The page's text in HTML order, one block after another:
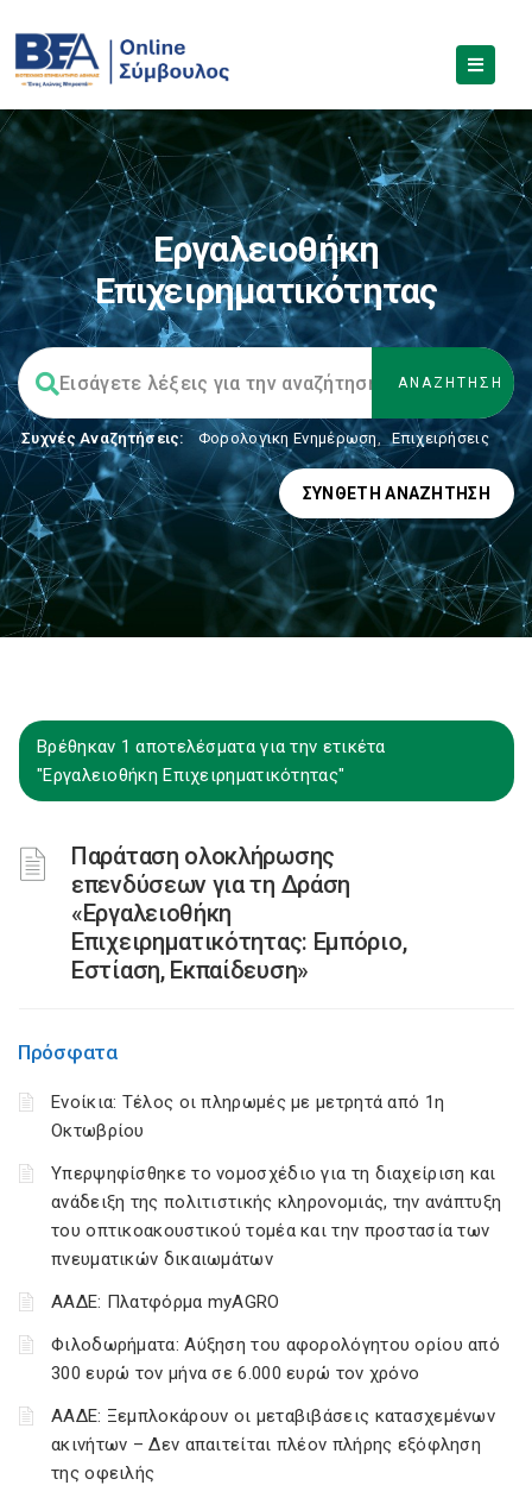
Εργαλειοθήκη
Επιχειρηματικότητας
Συχνές Αναζητήσεις: Φορολογικη Ενημέρωση, Επιχειρήσεις
ΣΎΝΘΕΤΗ ΑΝΑΖΉΤΗΣΗ
Βρέθηκαν 1 αποτελέσματα για την ετικέτα
"Εργαλειοθήκη Επιχειρηματικότητας"
Παράταση ολοκλήρωσης
επενδύσεων για τη Δράση
«Εργαλειοθήκη
Επιχειρηματικότητας: Εμπόριο,
Εστίαση, Εκπαίδευση»
Πρόσφατα
Ενοίκια: Τέλος οι πληρωμές με μετρητά από 1η
Οκτωβρίου
Υπερψηφίσθηκε το νομοσχέδιο για τη διαχείριση και
ανάδειξη της πολιτιστικής κληρονομιάς, την ανάπτυξη
του οπτικοακουστικού τομέα και την προστασία των
πνευματικών δικαιωμάτων
ΑΑΔΕ: Πλατφόρμα myAGRO
Φιλοδωρήματα: Αύξηση του αφορολόγητου ορίου από
300 ευρώ τον μήνα σε 6.000 ευρώ τον χρόνο
ΑΑΔΕ: Ξεμπλοκάρουν οι μεταβιβάσεις κατασχεμένων
ακινήτων – Δεν απαιτείται πλέον πλήρης εξόφληση
της οφειλής